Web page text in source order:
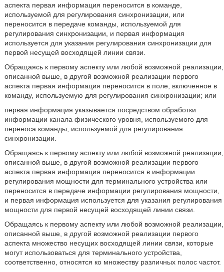
аспекта первая информация переносится в команде,
используемой для регулирования синхронизации, или
переносится в передаче команды, используемой для
регулирования синхронизации, и первая информация
используется для указания регулирования синхронизации для
первой несущей восходящей линии связи.
Обращаясь к первому аспекту или любой возможной реализации,
описанной выше, в другой возможной реализации первого
аспекта первая информация переносится в поле, включенное в
команду, используемую для регулирования синхронизации; или
первая информация указывается посредством обработки
информации канала физического уровня, используемого для
переноса команды, используемой для регулирования
синхронизации.
Обращаясь к первому аспекту или любой возможной реализации,
описанной выше, в другой возможной реализации первого
аспекта первая информация переносится в информации
регулирования мощности для терминального устройства или
переносится в передаче информации регулирования мощности,
и первая информация используется для указания регулирования
мощности для первой несущей восходящей линии связи.
Обращаясь к первому аспекту или любой возможной реализации,
описанной выше, в другой возможной реализации первого
аспекта множество несущих восходящей линии связи, которые
могут использоваться для терминального устройства,
соответственно, относятся ко множеству различных полос частот.